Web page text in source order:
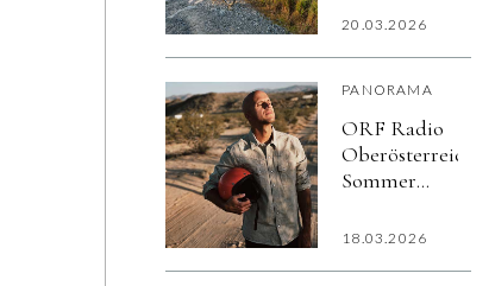
20.03.2026
PANORAMA
ORF Radio
Oberösterreich-
Sommer
18.03.2026